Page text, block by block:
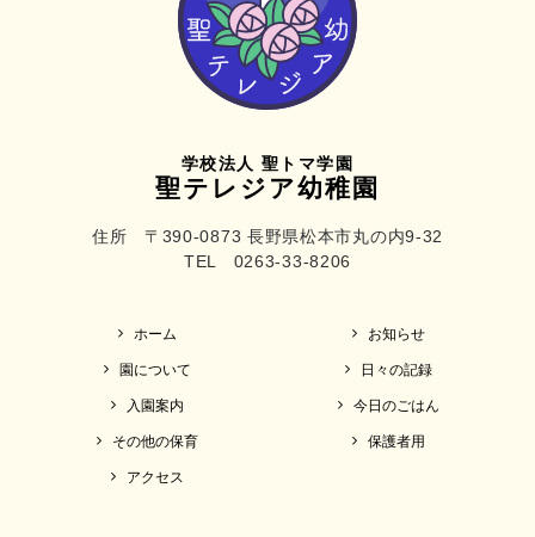
学校法人 聖トマ学園
聖テレジア幼稚園
住所 〒390-0873 長野県松本市丸の内9-32
TEL 0263-33-8206
ホーム
園について
入園案内
その他の保育
アクセス
お知らせ
日々の記録
今日のごはん
保護者用